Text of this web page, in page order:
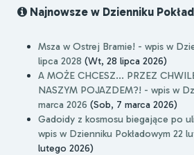
Najnowsze w Dzienniku
Msza w Ostrej Bramie! - wpis w
lipca 2028 (Wt, 28 lipca 2026)
A MOŻE CHCESZ... PRZEZ
NASZYM POJAZDEM?! - wpis w
marca 2026 (Sob, 7 marca 2026)
Gadoidy z kosmosu biegające po
wpis w Dzienniku Pokładowym 22
lutego 2026)